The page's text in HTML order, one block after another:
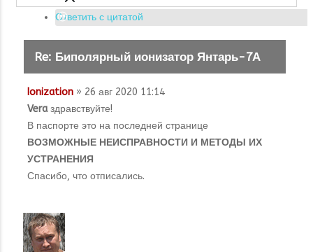
Ответить с цитатой
Re: Биполярный ионизатор Янтарь-7А
Ionization » 26 авг 2020 11:14
Veraздравствуйте!
В паспорте это на последней странице
ВОЗМОЖНЫЕ НЕИСПРАВНОСТИ И МЕТОДЫ ИХ
УСТРАНЕНИЯ
Спасибо, что отписались.